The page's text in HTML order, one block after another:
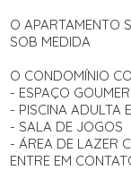
O APARTAMENTO
SOB MEDIDA
O CONDOMÍNIO
- ESPAÇO
- PISCINA ADULTA
- SALA DE JOGOS
- ÁREA DE LAZER
ENTRE EM